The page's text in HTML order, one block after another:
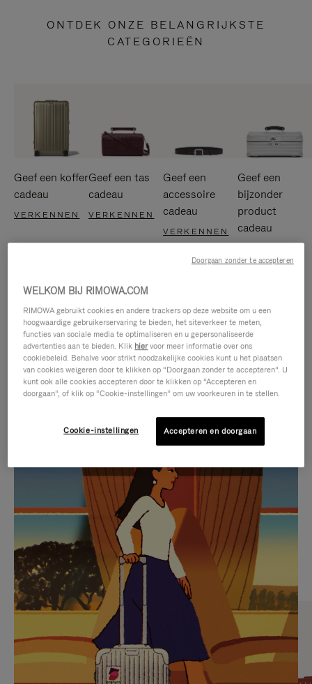
ONTDEK ONZE BELANGRIJKSTE
CATEGORIEËN
Geef een koffer
cadeau
VERKENNEN
Geef een tas
cadeau
VERKENNEN
Geef een
accessoire
cadeau
VERKENNEN
Geef een
bijzonder
product
cadeau
IS
NIET
GEPAUZEERD,
DRUK
OP
OM
TE
PAUZEREN
GELUID
VAN
DE
VIDEO
IS
UITGESCHAKELD.
DRUK
HIER
OM
SELECTIE VAN GESCHENKEN
Ontdek de perfecte metgezel
voor elke reis
WELKOM BIJ RIMOWA.COM
RIMOWA gebruikt cookies en andere trackers op deze website om u een
hoogwaardige gebruikerservaring te bieden, het siteverkeer te meten,
functies van sociale media te optimaliseren en u gepersonaliseerde
advertenties aan te bieden. Klik hiervoor meer informatie over ons
cookiebeleid. Behalve voor strikt noodzakelijke cookies kunt u het plaatsen
van cookies weigeren door te klikken op “Doorgaan zonder te accepteren”. U
kunt ook alle cookies accepteren door te klikken op “Accepteren en
doorgaan”, of klik op “Cookie-instellingen” om uw voorkeuren in te stellen.
Cookie-instellingen Accepteren en doorgaan
Doorgaan zonder te accepteren